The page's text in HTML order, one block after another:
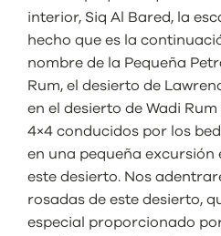
interior, Siq Al Bared, la
hecho que es la
nombre de la Pequeña
Rum, el desierto de
en el desierto de Wadi
4×4 conducidos por los
en una pequeña excursión
este desierto. Nos
rosadas de este desierto,
especial proporcionado